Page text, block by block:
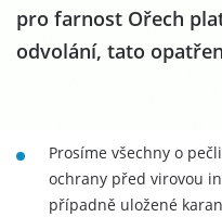
pro farnost Ořech
odvolání, tato
Prosíme všechny o
ochrany před virovou
případně uložené